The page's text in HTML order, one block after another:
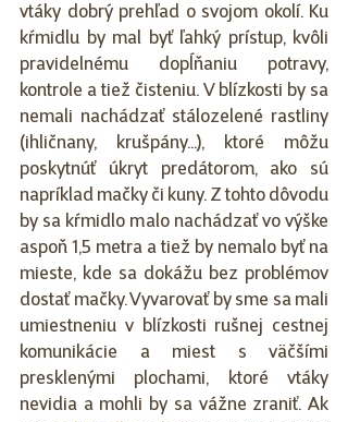
vtáky dobrý prehľad o svojom okolí. Ku
kŕmidlu by mal byť ľahký prístup, kvôli
pravidelnému dopĺňaniu potravy,
kontrole a tiež čisteniu. V blízkosti by sa
nemali nachádzať stálozelené rastliny
(ihličnany, krušpány...), ktoré môžu
poskytnúť úkryt predátorom, ako sú
napríklad mačky či kuny. Z tohto dôvodu
by sa kŕmidlo malo nachádzať vo výške
aspoň 1,5 metra a tiež by nemalo byť na
mieste, kde sa dokážu bez problémov
dostať mačky. Vyvarovať by sme sa mali
umiestneniu v blízkosti rušnej cestnej
komunikácie a miest s väčšími
presklenými plochami, ktoré vtáky
nevidia a mohli by sa vážne zraniť. Ak